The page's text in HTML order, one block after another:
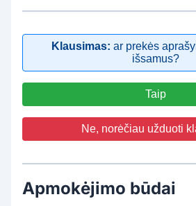
Klausimas: ar prekės
išsamus?
Taip
Ne, norėčiau užduoti
Apmokėjimo būdai